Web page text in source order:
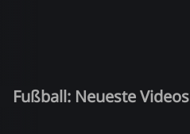
Fußball: Neueste Videos